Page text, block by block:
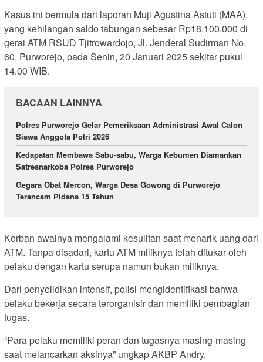
Kasus ini bermula dari laporan Muji Agustina Astuti (MAA),
yang kehilangan saldo tabungan sebesar Rp18.100.000 di
gerai ATM RSUD Tjitrowardojo, Jl. Jenderal Sudirman No.
60, Purworejo, pada Senin, 20 Januari 2025 sekitar pukul
14.00 WIB.
BACAAN LAINNYA
‎Polres Purworejo Gelar Pemeriksaan Administrasi Awal Calon
Siswa Anggota Polri 2026
Kedapatan Membawa Sabu-sabu, Warga Kebumen Diamankan
Satresnarkoba Polres Purworejo
‎Gegara Obat Mercon, Warga Desa Gowong di Purworejo
Terancam Pidana 15 Tahun
Korban awalnya mengalami kesulitan saat menarik uang dari
ATM. Tanpa disadari, kartu ATM miliknya telah ditukar oleh
pelaku dengan kartu serupa namun bukan miliknya.
Dari penyelidikan intensif, polisi mengidentifikasi bahwa
pelaku bekerja secara terorganisir dan memiliki pembagian
tugas.
“Para pelaku memiliki peran dan tugasnya masing-masing
saat melancarkan aksinya” ungkap AKBP Andry.